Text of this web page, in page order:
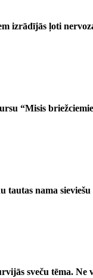
izrādījās ļoti
“Misis
nama
sveču tēma. Ne